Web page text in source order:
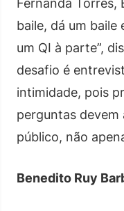
Fernanda Torres,
baile, dá um baile
um QI à parte”,
desafio é
intimidade, pois
perguntas devem
público, não
Benedito Ruy